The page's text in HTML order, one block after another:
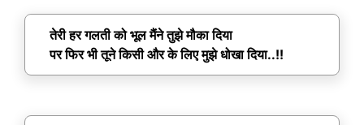
तेरी हर गलती को भूल मैंने तुझे मौका दिया
पर फिर भी तूने किसी और के लिए मुझे धोखा दिया..!!